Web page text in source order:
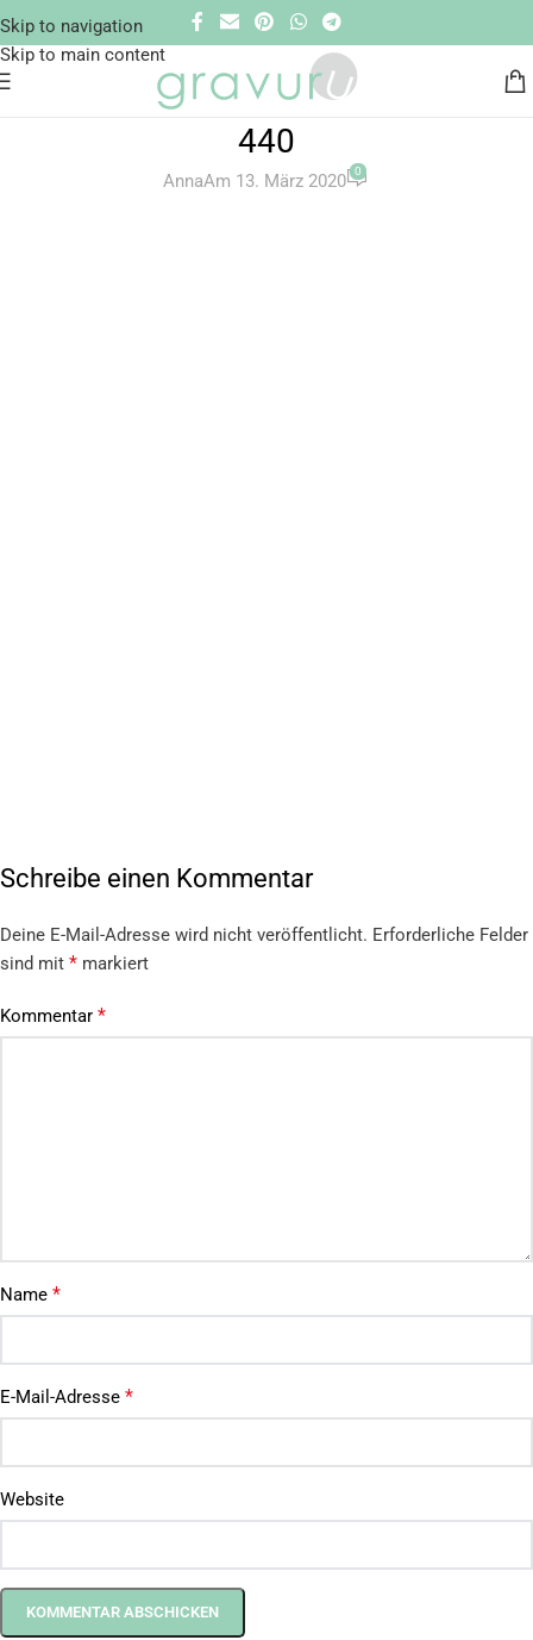
Skip to navigation
Skip to main content
440
AnnaAm 13. März 2020 0
Schreibe einen Kommentar
Deine E-Mail-Adresse wird nicht veröffentlicht. Erforderliche Felder
sind mit * markiert
Kommentar *
Name *
E-Mail-Adresse *
Website